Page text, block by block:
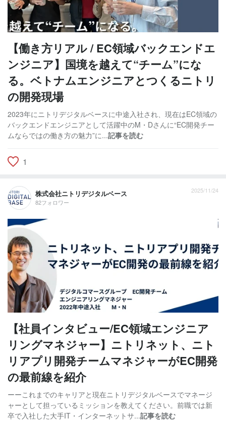
【働き方リアル / EC領域バックエンドエ
ンジニア】国境を越えて“チーム”にな
る。ベトナムエンジニアとつくるニトリ
の開発現場
2023年にニトリデジタルベースに中途入社され、現在はEC領域の
バックエンドエンジニアとして活躍中のM・Dさんに“EC開発チー
ムならではの働き方の魅力”に...記事を読む
1
株式会社ニトリデジタルベース
82フォロワー
2025/11/24
【社員インタビュー/EC領域エンジニア
リングマネジャー】ニトリネット、ニト
リアプリ開発チームマネジャーがEC開発
の最前線を紹介
ーーこれまでのキャリアと現在ニトリデジタルベースでマネージ
ャーとして担っているミッションを教えてください。前職では新
卒で入社した大手IT・インターネットサ...記事を読む